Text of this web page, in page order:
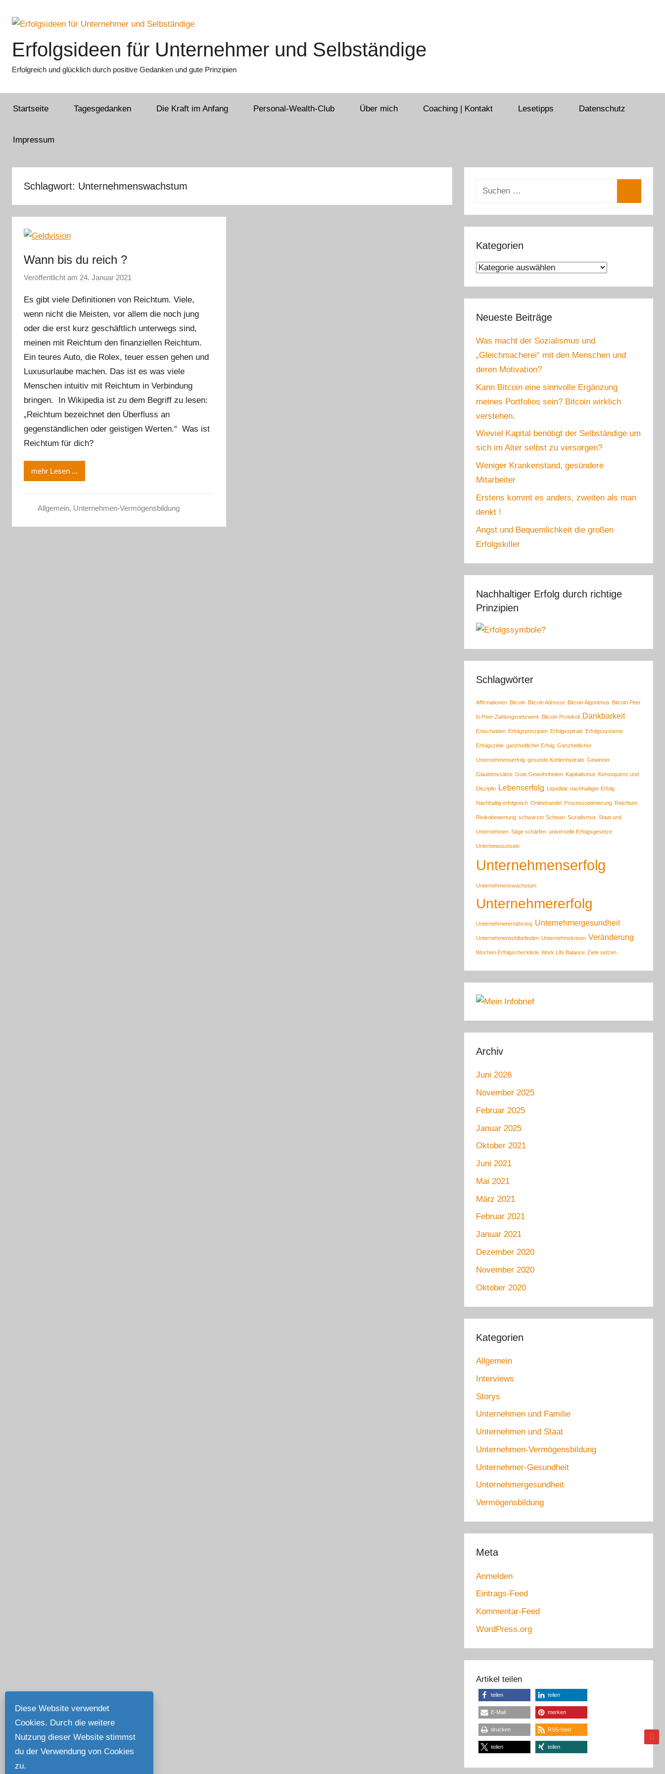
Inhalt
Erfolgsideen für Unternehmer und Selbständige
Erfolgreich und glücklich durch positive Gedanken und gute Prinzipien
Startseite Tagesgedanken Die Kraft im Anfang Personal-Wealth-Club Über mich Coaching | Kontakt Lesetipps Datenschutz
Impressum
Schlagwort: Unternehmenswachstum
Wann bis du reich ?
Veröffentlicht am 24. Januar 2021
n
m
m
e
g
e
Es gibt viele Definitionen von Reichtum. Viele,
wenn nicht die Meisten, vor allem die noch jung
oder die erst kurz geschäftlich unterwegs sind,
meinen mit Reichtum den finanziellen Reichtum.
Ein teures Auto, die Rolex, teuer essen gehen und
Luxusurlaube machen. Das ist es was viele
Menschen intuitiv mit Reichtum in Verbindung
bringen. In Wikipedia ist zu dem Begriff zu lesen:
„Reichtum bezeichnet den Überfluss an
gegenständlichen oder geistigen Werten.“ Was ist
Reichtum für dich?
mehr Lesen ...
Allgemein, Unternehmen-Vermögensbildung
Suchen
Kategorien
Kategorien
Neueste Beiträge
Was macht der Sozialismus und
„Gleichmacherei“ mit den Menschen und
deren Motivation?
Kann Bitcoin eine sinnvolle Ergänzung
meines Portfolios sein? Bitcoin wirklich
verstehen.
Wieviel Kapital benötigt der Selbständige um
sich im Alter selbst zu versorgen?
Weniger Krankenstand, gesündere
Mitarbeiter
Erstens kommt es anders, zweiten als man
denkt !
Angst und Bequemlichkeit die großen
Erfolgskiller
Nachhaltiger Erfolg durch richtige
Prinzipien
Schlagwörter
Affirmationen Bitcoin Bitcoin Adresse Bitcoin Algoritmus Bitcoin Peer
to Peer Zahlungsnetzwerk Bitcoin Protokoll Dankbarkeit
Entscheiden Erfolgsprinzipien Erfolgsspirale Erfolgssysteme
Erfolgsziele ganzheitlicher Erfolg Ganzheitlicher
Unternehmenserfolg gesunde Kohlenhydrate Gewinner
Glaubenssätze Gute Gewohnheiten Kapitalismus Konsequenz und
Disziplin Lebenserfolg Liquidität nachhaltiger Erfolg
Nachhaltig erfolgreich Onlinehandel Prozessoptimierung Reichtum
Risikobewertung schwarzer Schwan Sozialismus Staat und
Unternehmen Säge schärfen universelle Erfolgsgesetze
Unterbewusstsein
Unternehmenserfolg
Unternehmenswachstum
Unternehmererfolg
Unternehmerernährung Unternehmergesundheit
Unternehmerwohlbefinden Unternehmskrisen Veränderung
Wochen-Erfolgscheckliste Work Life Balance Ziele setzen
Archiv
Juni 2026
November 2025
Februar 2025
Januar 2025
Oktober 2021
Juni 2021
Mai 2021
März 2021
Februar 2021
Januar 2021
Dezember 2020
November 2020
Oktober 2020
Kategorien
Allgemein
Interviews
Storys
Unternehmen und Familie
Unternehmen und Staat
Unternehmen-Vermögensbildung
Unternehmer-Gesundheit
Unternehmergesundheit
Vermögensbildung
Meta
Anmelden
Eintrags-Feed
Kommentar-Feed
WordPress.org
Artikel teilen
teilen teilen
E-Mail merken
drucken RSS-feed
teilen teilen
Diese Website verwendet
Cookies. Durch die weitere
Nutzung dieser Website stimmst
du der Verwendung von Cookies
zu.